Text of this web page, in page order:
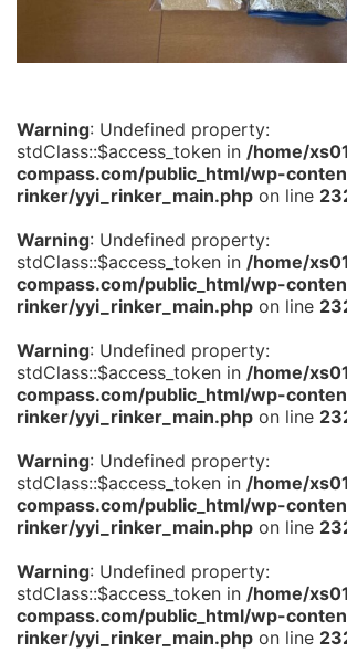
Warning: Undefined property:
stdClass::$access_token in /home/
compass.com/public_html/wp-
rinker/yyi_rinker_main.php on line
Warning: Undefined property:
stdClass::$access_token in /home/
compass.com/public_html/wp-
rinker/yyi_rinker_main.php on line
Warning: Undefined property:
stdClass::$access_token in /home/
compass.com/public_html/wp-
rinker/yyi_rinker_main.php on line
Warning: Undefined property:
stdClass::$access_token in /home/
compass.com/public_html/wp-
rinker/yyi_rinker_main.php on line
Warning: Undefined property:
stdClass::$access_token in /home/
compass.com/public_html/wp-
rinker/yyi_rinker_main.php on line